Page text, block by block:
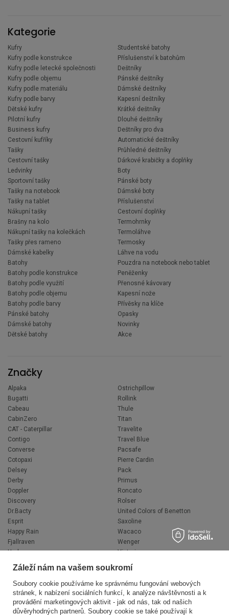
Kategorie
Kufry
Kufry podle konstrukce
Kufry podle letecké společnosti
Kufry podle objemu
Kufry podle materiálu
Kufry podle barvy
Dětské kufry
Pilotní kufry
Business kufry
Cestovní kufříky
Tašky
Cestovní tašky
Ledvinky
Sportovní tašky
Tašky na notebook
Tašky na tablet
Nákupní tašky
Brašny na kolo
Nákupní tašky na kolečkách
Tašky přes rameno
Dámské kabelky
Batohy
Batohy podle konstrukce
Batohy podle využití
Batohy podle objemu
Batohy podle barvy
Pánské batohy
Dámské batohy
Dětské batohy
Studentské batohy
Příslušenství k batohům
Deštníky
Pánské deštníky
Dámské deštníky
Kapesní deštníky
Krátké deštníky
Dlouhé deštníky
Deštníky pro dva
Automatické deštníky
Průhledné deštníky
Dárkové krabičky a doplňky
Boty
Pánské boty
Dámské boty
Příslušenství
Cestovní doplňky
Termohrnky
Termoláhve
Termosky
Láhve na vodu
Pouzdra na notebook nebo tablet
Peněženky
Přenosné kávovary
Kapesní nože
Přívěsky na klíče
Opasky
Novinky
Akce
Značky
Alpaka
Bugatti
Cabeau
CabinZero
CAT - Caterpillar
Contigo
Converse
Cotopaxi
Delsey
Derby
Doppler
Discovery
Dr.Bacty
Esprit
Happy Rain
Fjallraven
Hedgren
Herschel
Jeep
Knirps
LEGO
National Geographic
Ogio
Ostrichpillow
Rollink
Thule
Titan
Travelite
Travel Blue
Pacsafe
Pierre Cardin
Pack
Primus
Roncato
Rolser
United Colors of Benetton
Saxoline
Wacaco
Wenger
Victorinox
Volkswagen
XD Design
Zojirushi
Muitomas
FLYNKA
VANS
Záleží nám na vašem soukromí
Soubory cookie používáme ke správnému fungování webových
stránek, k nabízení sociálních funkcí, k analýze návštěvnosti a k
provádění marketingových aktivit - jak od nás, tak od našich
důvěryhodných partnerů. Soubory cookie se také používají k